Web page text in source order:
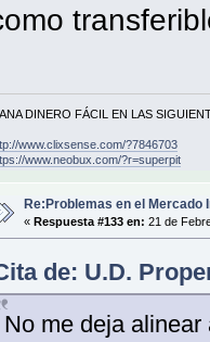
DINERO FÁCIL EN LAS
www.clixsense.com/?7846703
www.neobux.com/?r=superpit
Re:Problemas en el Mercado
«Respuesta #133 en: 21 de
de: U.D.
No me deja